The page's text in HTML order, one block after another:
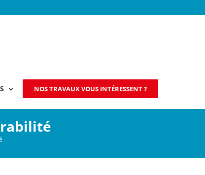
NOS TRAVAUX VOUS INTÉRESSENT ?